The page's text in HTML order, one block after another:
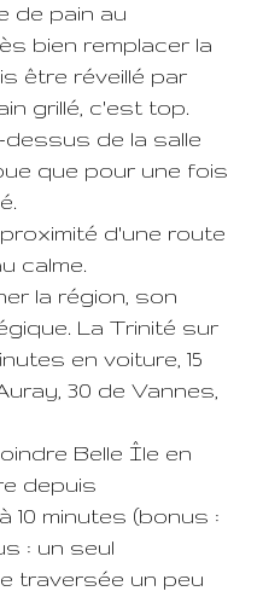
de pain au
bien remplacer la
être réveillé par
grillé, c'est top.
de la salle
que pour une fois
d'une route
calme.
la région, son
La Trinité sur
en voiture, 15
30 de Vannes,
Belle Île en
depuis
10 minutes (bonus :
: un seul
traversée un peu